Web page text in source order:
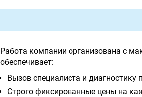
Работа компании организована с
обеспечивает:
Вызов специалиста и диагностику
Строго фиксированные цены на